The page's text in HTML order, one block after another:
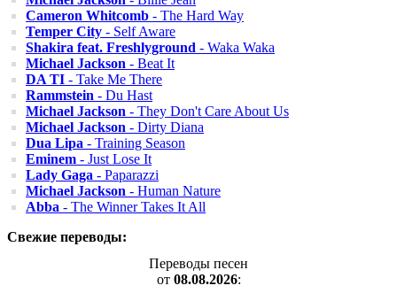
Cameron Whitcomb - The Hard Way
Temper City - Self Aware
Shakira feat. Freshlyground - Waka Waka
Michael Jackson - Beat It
DA TI - Take Me There
Rammstein - Du Hast
Michael Jackson - They Don't Care About Us
Michael Jackson - Dirty Diana
Dua Lipa - Training Season
Eminem - Just Lose It
Lady Gaga - Paparazzi
Michael Jackson - Human Nature
Abba - The Winner Takes It All
Свежие переводы:
Переводы песен
от 08.08.2026: